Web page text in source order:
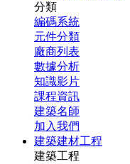
分類
編碼系統
元件分類
廠商列表
數據分析
知識影片
課程資訊
建築名師
加入我們
建築建材工程
建築工程